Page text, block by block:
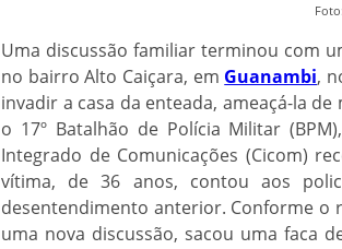
Uma discussão familiar terminou com
no bairro Alto Caiçara, em Guanambi,
invadir a casa da enteada, ameaçá-la
o 17º Batalhão de Polícia Militar
Integrado de Comunicações (Cicom)
vítima, de 36 anos, contou aos
desentendimento anterior. Conforme o
uma nova discussão, sacou uma faca